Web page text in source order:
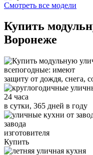
Смотреть все модели
Купить
Воронеже
всепогодные: имеют
защиту от дождя, снега,
24 часа
в сутки, 365 дней в году
завода
изготовителя
Купить